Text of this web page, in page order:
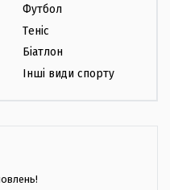
Футбол
Теніс
Біатлон
Інші види спорту